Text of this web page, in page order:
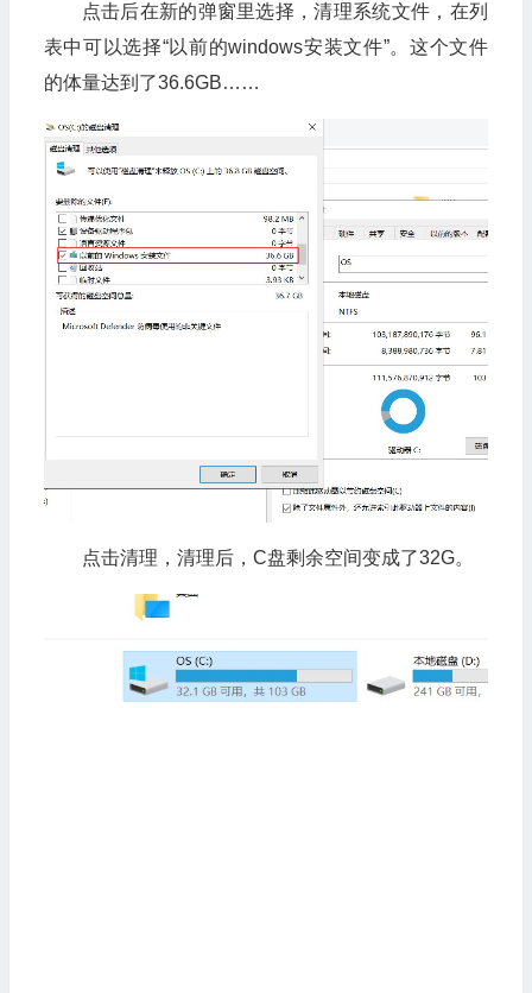
点击后在新的弹窗里选择，清理系统文件，在列
表中可以选择“以前的windows安装文件”。这个文件
的体量达到了36.6GB……
点击清理，清理后，C盘剩余空间变成了32G。